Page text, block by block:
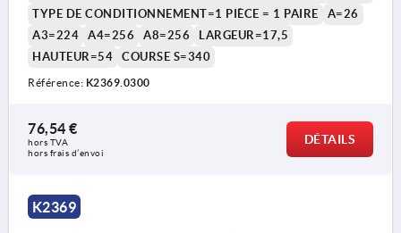
TYPE DE CONDITIONNEMENT=1 PIÈCE = 1 PAIRE
A=26
A3=224
A4=256 A8=256
LARGEUR=17,5
HAUTEUR=54
COURSE S=340
Référence: K2369.0300
76,54 €
hors TVA
hors frais d’envoi
DÉTAILS
K2369